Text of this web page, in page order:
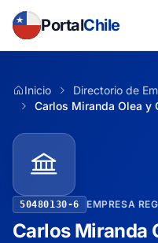
PortalChile
Inicio
Directorio de
Carlos Miranda Olea y
50480130-6 EMPRESA
Carlos Miranda